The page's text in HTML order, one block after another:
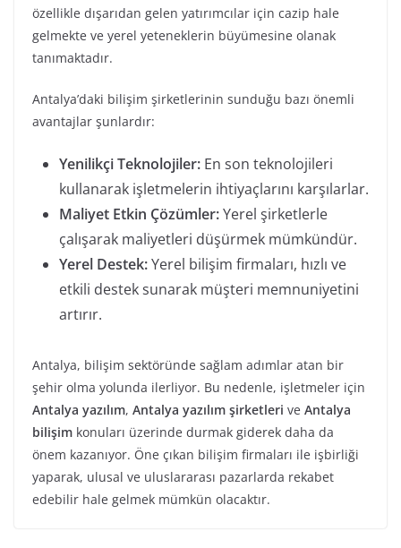
özellikle dışarıdan gelen yatırımcılar için cazip hale
gelmekte ve yerel yeteneklerin büyümesine olanak
tanımaktadır.
Antalya’daki bilişim şirketlerinin sunduğu bazı önemli
avantajlar şunlardır:
Yenilikçi Teknolojiler: En son teknolojileri
kullanarak işletmelerin ihtiyaçlarını karşılarlar.
Maliyet Etkin Çözümler:Yerel şirketlerle
çalışarak maliyetleri düşürmek mümkündür.
Yerel Destek:Yerel bilişim firmaları, hızlı ve
etkili destek sunarak müşteri memnuniyetini
artırır.
Antalya, bilişim sektöründe sağlam adımlar atan bir
şehir olma yolunda ilerliyor. Bu nedenle, işletmeler için
Antalya yazılım, Antalya yazılım şirketleri ve Antalya
bilişim konuları üzerinde durmak giderek daha da
önem kazanıyor. Öne çıkan bilişim firmaları ile işbirliği
yaparak, ulusal ve uluslararası pazarlarda rekabet
edebilir hale gelmek mümkün olacaktır.